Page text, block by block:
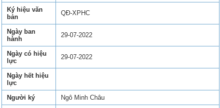
Ký hiệu văn
bản
QĐ-XPHC
Ngày ban
hành
29-07-2022
Ngày có hiệu
lực
29-07-2022
Ngày hết hiệu
lực
Người ký
Ngô Minh Châu